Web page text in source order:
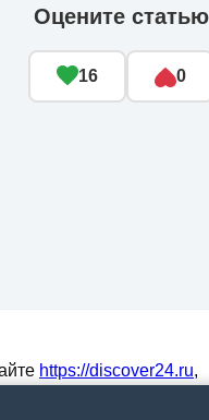
Оцените статью
16 0
https://discover24.ru,